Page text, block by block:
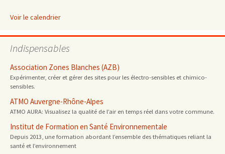
Voir le calendrier
Indispensables
Association Zones Blanches (AZB)
Expérimenter, créer et gérer des sites pour les électro-sensibles et chimico-
sensibles.
ATMO Auvergne-Rhône-Alpes
ATMO AURA: Visualisez la qualité de l’air en temps réel dans votre commune.
Institut de Formation en Santé Environnementale
Depuis 2013, une formation abordant l’ensemble des thématiques reliant la
santé et l’environnement